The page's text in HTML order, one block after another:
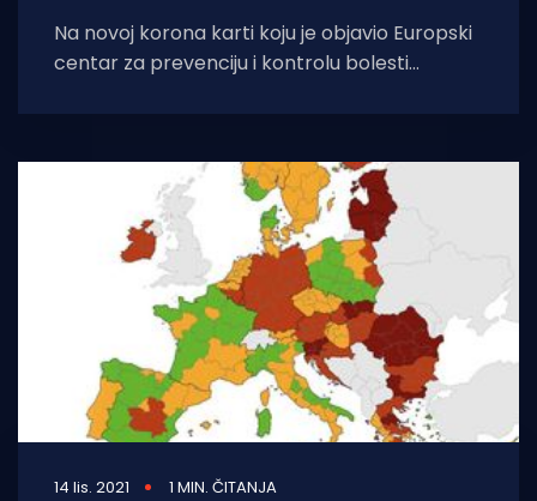
Na novoj korona karti koju je objavio Europski
centar za prevenciju i kontrolu bolesti
14 lis. 2021 1 MIN. ČITANJA